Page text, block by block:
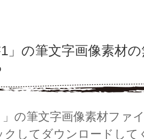
1」の筆文字画像素材
」の筆文字画像素材ファ
クしてダウンロードして